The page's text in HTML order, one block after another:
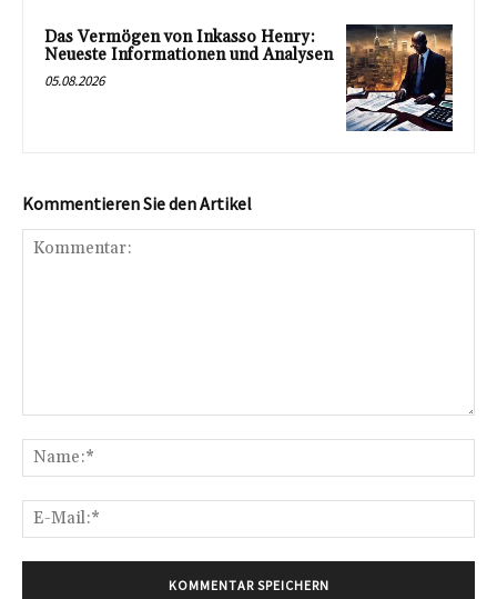
Das Vermögen von Inkasso Henry:
Neueste Informationen und Analysen
05.08.2026
Kommentieren Sie den Artikel